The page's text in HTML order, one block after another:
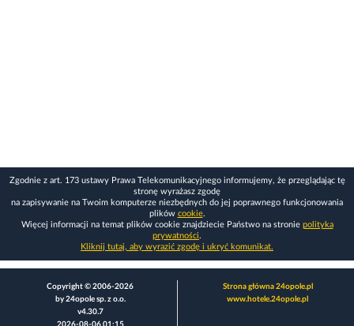
Zgodnie z art. 173 ustawy Prawa Telekomunikacyjnego informujemy, że przeglądając tę
stronę wyrażasz zgodę
na zapisywanie na Twoim komputerze niezbędnych do jej poprawnego funkcjonowania
plików cookie.
Więcej informacji na temat plików cookie znajdziecie Państwo na stronie polityka
prywatności.
Kliknij tutaj, aby wyrazić zgodę i ukryć komunikat.
Copyright © 2006-2026
by 24opole sp. z o.o.
v4.30.7
2026-08-06 01:15
Strona główna 24opole.pl
www.hotele.24opole.pl